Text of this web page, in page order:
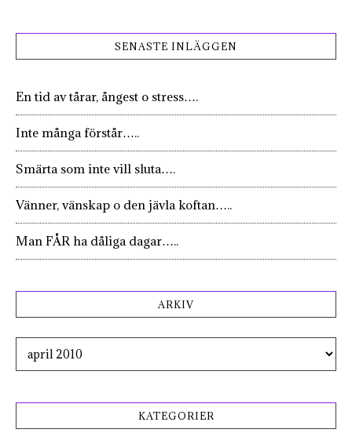
SENASTE INLÄGGEN
En tid av tårar, ångest o stress….
Inte många förstår…..
Smärta som inte vill sluta….
Vänner, vänskap o den jävla koftan…..
Man FÅR ha dåliga dagar…..
ARKIV
Arkiv
KATEGORIER